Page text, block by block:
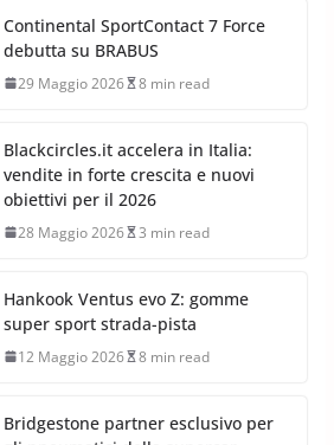
Continental SportContact 7 Force
debutta su BRABUS
29 Maggio 2026 8 min read
Blackcircles.it accelera in Italia:
vendite in forte crescita e nuovi
obiettivi per il 2026
28 Maggio 2026 3 min read
Hankook Ventus evo Z: gomme
super sport strada-pista
12 Maggio 2026 8 min read
Bridgestone partner esclusivo per